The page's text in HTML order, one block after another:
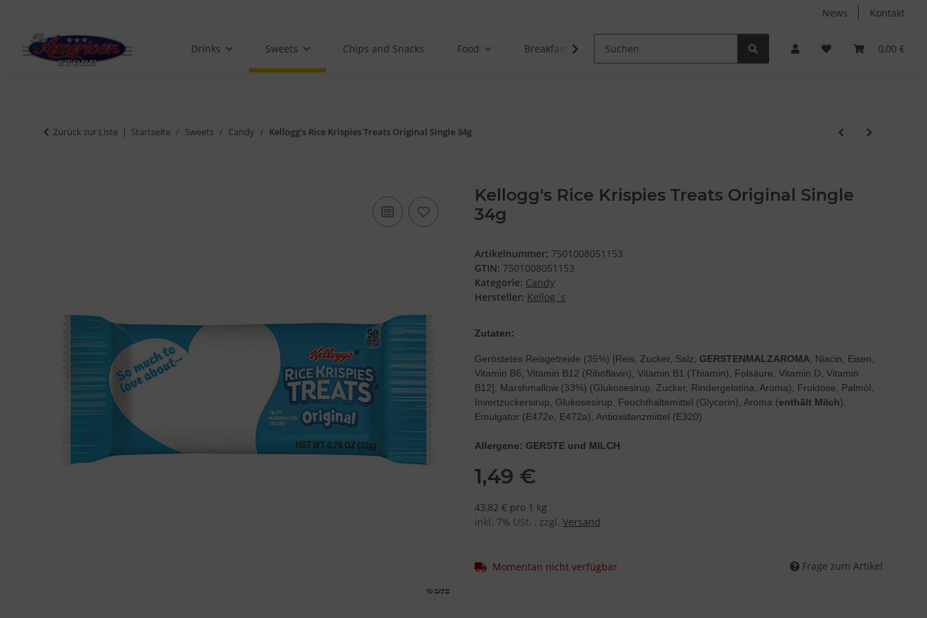
News Kontakt
0,00 €
Drinks Sweets Chips and Snacks Food Breakfast Non-Food
Zurück zur Liste Startseite Sweets Candy Kellogg's Rice Krispies Treats Original Single 34g
Kellogg's Rice Krispies Treats Original Single
34g
Artikelnummer: 7501008051153
GTIN: 7501008051153
Kategorie: Candy
Hersteller: Kellog`s
Zutaten:
Geröstetes Reisgetreide (35%) [Reis, Zucker, Salz, GERSTENMALZAROMA, Niacin, Eisen,
Vitamin B6, Vitamin B12 (Riboflavin), Vitamin B1 (Thiamin), Folsäure, Vitamin D, Vitamin
B12], Marshmallow (33%) (Glukosesirup, Zucker, Rindergelatina, Aroma), Fruktose, Palmöl,
Invertzuckersirup, Glukosesirup, Feuchthaltemittel (Glycerin), Aroma (enthält Milch),
Emulgator (E472e, E472a), Antioxidanzmittel (E320)
Allergene: GERSTE und MILCH
1,49 €
43,82 € pro 1 kg
inkl. 7% USt. , zzgl. Versand
Momentan nicht verfügbar Frage zum Artikel